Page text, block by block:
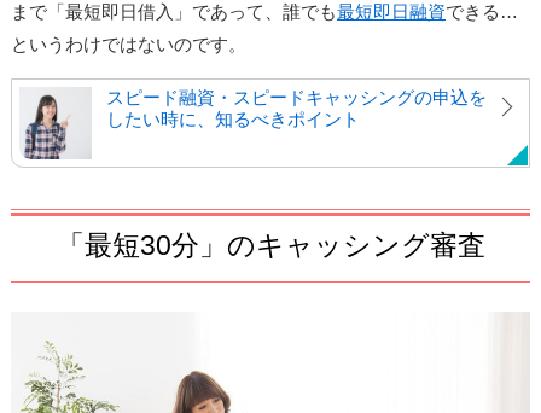
まで「最短即日借入」であって、誰でも最短即日融資できる…
というわけではないのです。
スピード融資・スピードキャッシングの申込を
したい時に、知るべきポイント
「最短30分」のキャッシング審査